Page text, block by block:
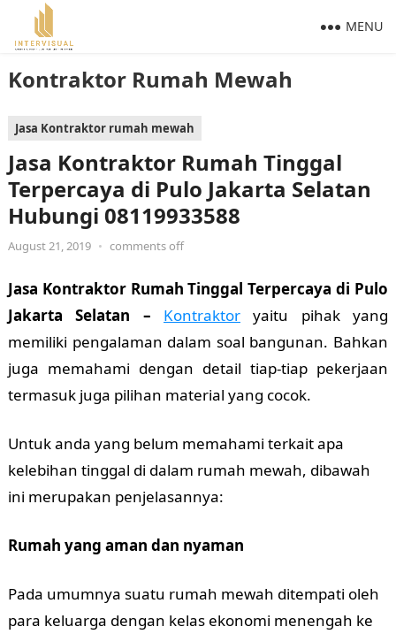
Kontraktor Rumah Mewah
MENU
Jasa Kontraktor rumah mewah
Jasa Kontraktor Rumah Tinggal
Terpercaya di Pulo Jakarta Selatan
Hubungi 08119933588
August 21, 2019 • comments off
Jasa Kontraktor Rumah Tinggal Terpercaya di Pulo
Jakarta Selatan – Kontraktor yaitu pihak yang
memiliki pengalaman dalam soal bangunan. Bahkan
juga memahami dengan detail tiap-tiap pekerjaan
termasuk juga pilihan material yang cocok.
Untuk anda yang belum memahami terkait apa
kelebihan tinggal di dalam rumah mewah, dibawah
ini merupakan penjelasannya:
Rumah yang aman dan nyaman
Pada umumnya suatu rumah mewah ditempati oleh
para keluarga dengan kelas ekonomi menengah ke